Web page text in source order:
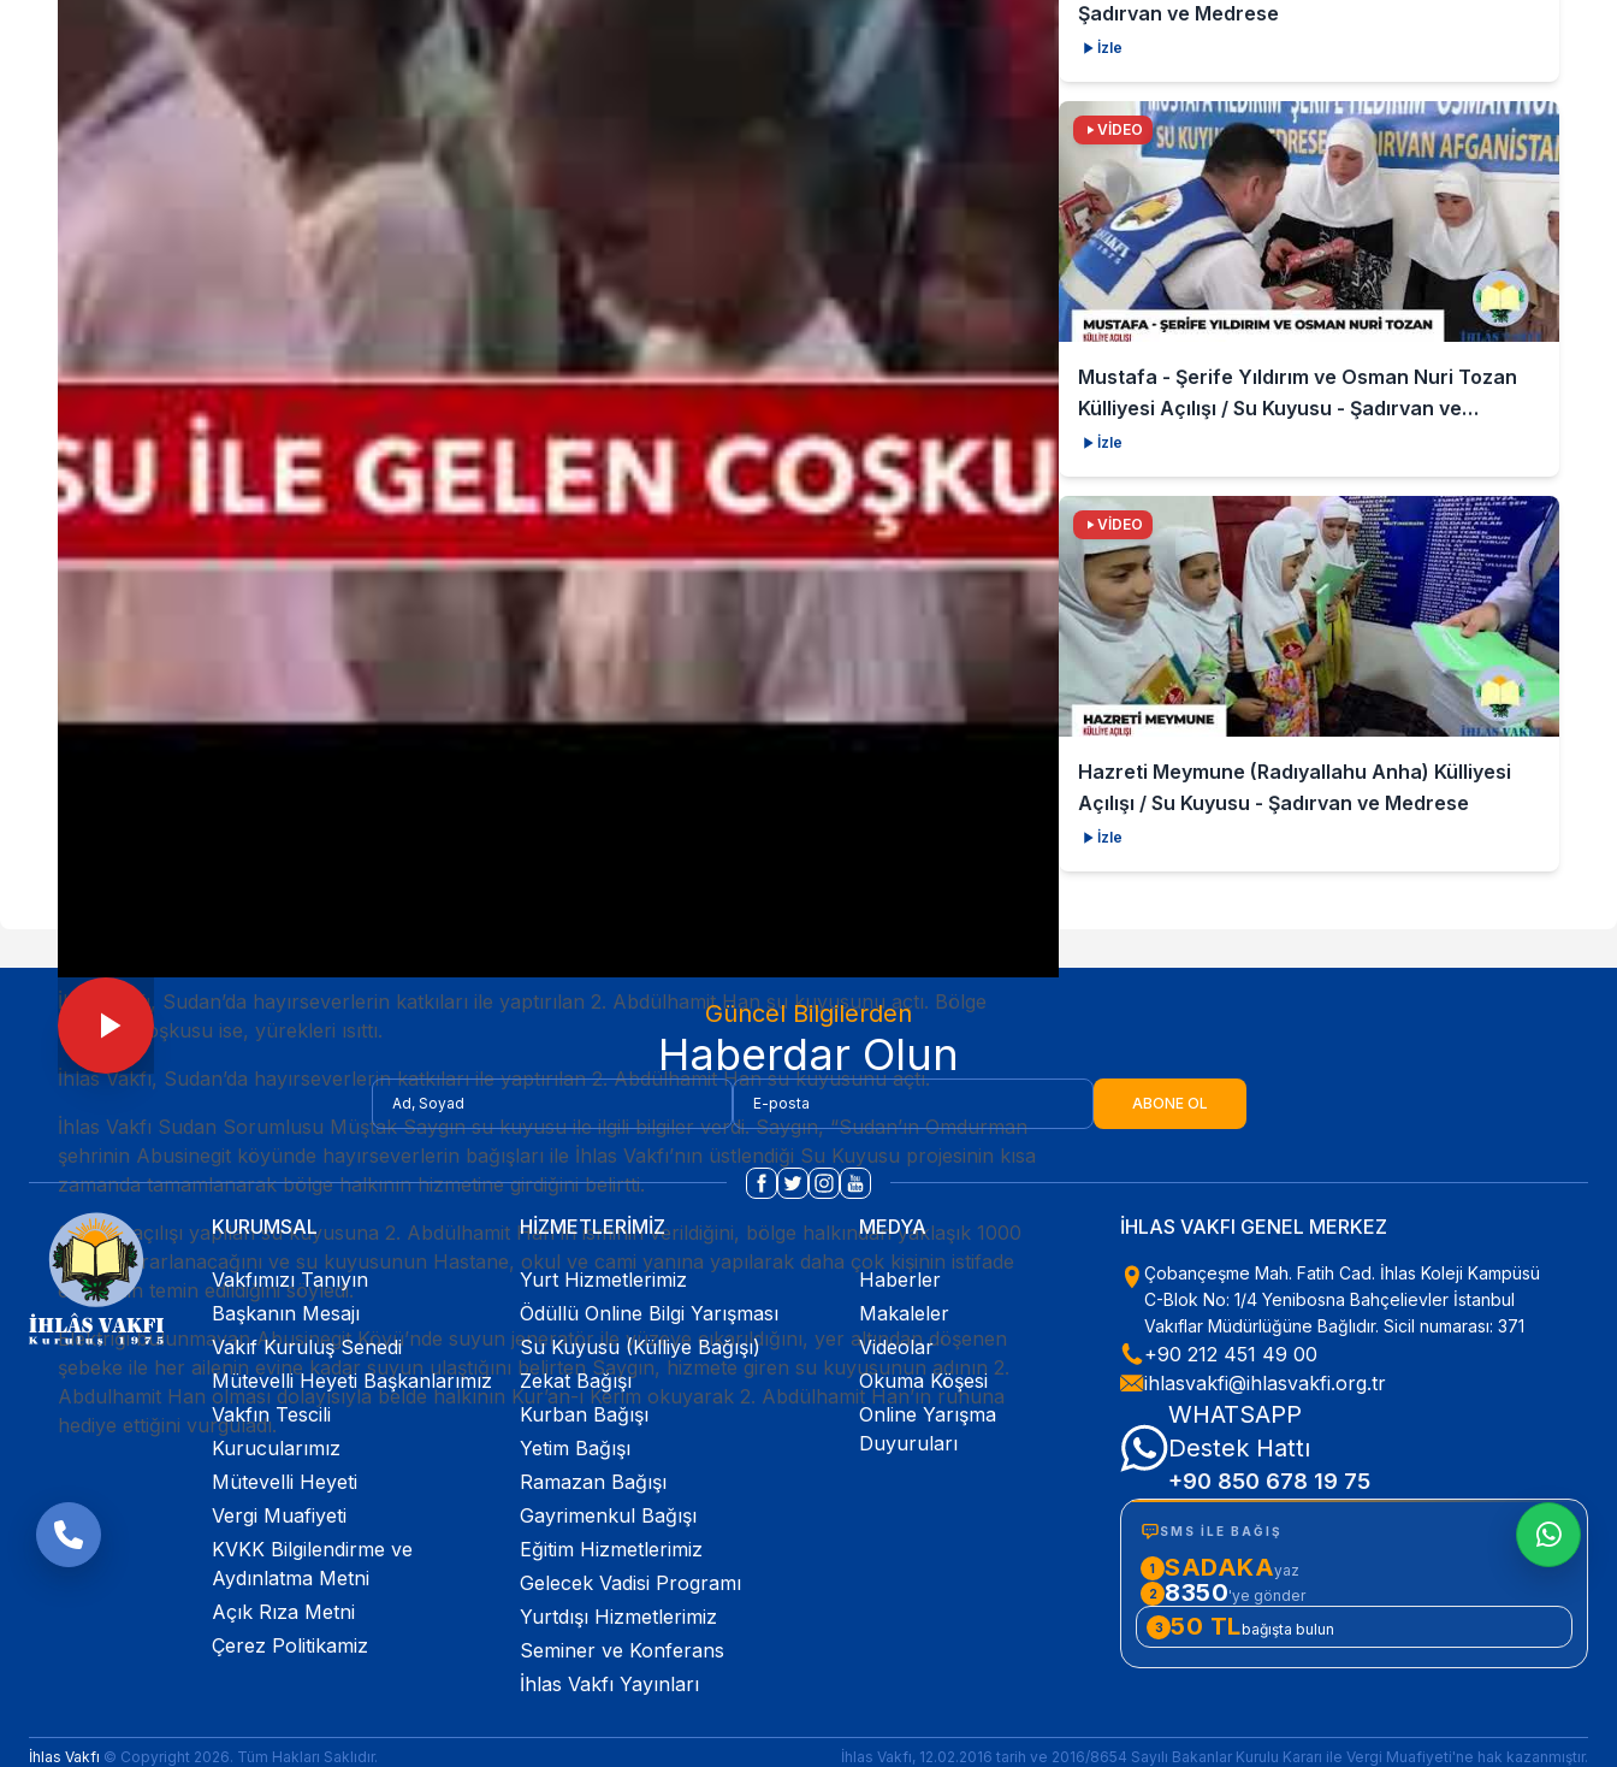
İhlas vakfı, Sudan’da hayırseverlerin katkıları ile yaptırılan 2. Abdülhamit Han su kuyusunu açtı. Bölge
halkının coşkusu ise, yürekleri ısıttı.
İhlas Vakfı, Sudan’da hayırseverlerin katkıları ile yaptırılan 2. Abdülhamit Han su kuyusunu açtı.
İhlas Vakfı Sudan Sorumlusu Müştak Saygın su kuyusu ile ilgili bilgiler verdi. Saygın, “Sudan’ın Omdurman
şehrinin Abusinegit köyünde hayırseverlerin bağışları ile İhlas Vakfı’nın üstlendiği Su Kuyusu projesinin kısa
zamanda tamamlanarak bölge halkının hizmetine girdiğini belirtti.
Saygın, açılışı yapılan su kuyusuna 2. Abdülhamit Han’ın isminin verildiğini, bölge halkından yaklaşık 1000
kişinin yararlanacağını ve su kuyusunun Hastane, okul ve cami yanına yapılarak daha çok kişinin istifade
etmesinin temin edildiğini söyledi.
Elektriği bulunmayan Abusinegit Köyü’nde suyun jeneratör ile yüzeye çıkarıldığını, yer altından döşenen
şebeke ile her ailenin evine kadar suyun ulaştığını belirten Saygın, hizmete giren su kuyusunun adının 2.
Abdulhamit Han olması dolayısıyla belde halkının Kur’an-ı Kerim okuyarak 2. Abdülhamit Han’ın ruhuna
hediye ettiğini vurguladı.
Şadırvan ve Medrese
İzle
VİDEO
Mustafa - Şerife Yıldırım ve Osman Nuri Tozan
Külliyesi Açılışı / Su Kuyusu - Şadırvan ve
Medrese
İzle
VİDEO
Hazreti Meymune (Radıyallahu Anha) Külliyesi
Açılışı / Su Kuyusu - Şadırvan ve Medrese
İzle
Güncel Bilgilerden
Haberdar Olun
ABONE OL
KURUMSAL
Vakfımızı Tanıyın
Başkanın Mesajı
Vakıf Kuruluş Senedi
Mütevelli Heyeti Başkanlarımız
Vakfın Tescili
Kurucularımız
Mütevelli Heyeti
Vergi Muafiyeti
KVKK Bilgilendirme ve
Aydınlatma Metni
Açık Rıza Metni
Çerez Politikamiz
HİZMETLERİMİZ
Yurt Hizmetlerimiz
Ödüllü Online Bilgi Yarışması
Su Kuyusu (Külliye Bağışı)
Zekat Bağışı
Kurban Bağışı
Yetim Bağışı
Ramazan Bağışı
Gayrimenkul Bağışı
Eğitim Hizmetlerimiz
Gelecek Vadisi Programı
Yurtdışı Hizmetlerimiz
Seminer ve Konferans
İhlas Vakfı Yayınları
MEDYA
Haberler
Makaleler
Videolar
Okuma Köşesi
Online Yarışma
Duyuruları
İHLAS VAKFI GENEL MERKEZ
Çobançeşme Mah. Fatih Cad. İhlas Koleji Kampüsü
C-Blok No: 1/4 Yenibosna Bahçelievler İstanbul
Vakıflar Müdürlüğüne Bağlıdır. Sicil numarası: 371
+90 212 451 49 00
ihlasvakfi@ihlasvakfi.org.tr
WHATSAPP
Destek Hattı
+90 850 678 19 75
SMS ILE BAĞIŞ
1 SADAKAyaz
2 8350'ye gönder
3 50 TLbağışta bulun
İhlas Vakfı © Copyright 2026. Tüm Hakları Saklıdır. İhlas Vakfı, 12.02.2016 tarih ve 2016/8654 Sayılı Bakanlar Kurulu Kararı ile Vergi Muafiyeti'ne hak kazanmıştır.